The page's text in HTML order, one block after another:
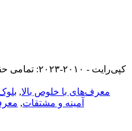
© کپی‌رایت - ۲۰۱۰-۲۰۲۳: تمامی حقوق محفوظ است.
معرف‌های با خلوص بالا,
آمینه و مشتقات,